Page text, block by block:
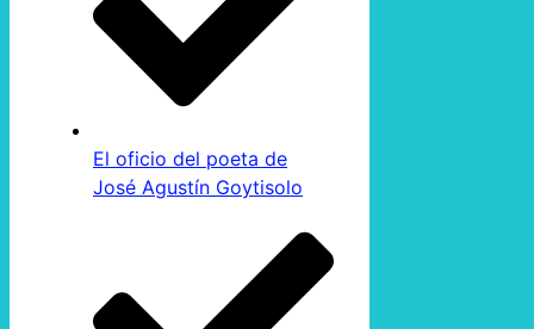
El oficio del poeta de
José Agustín Goytisolo